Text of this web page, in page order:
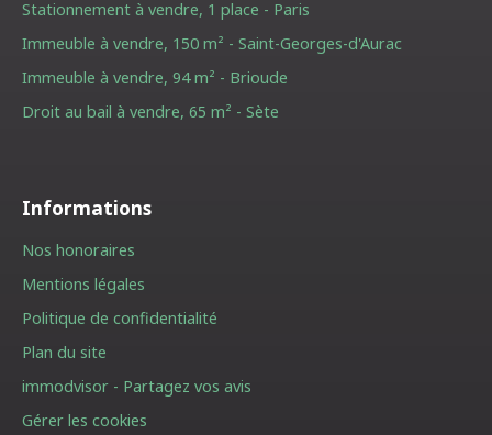
Stationnement à vendre, 1 place - Paris
Immeuble à vendre, 150 m² - Saint-Georges-d'Aurac
Immeuble à vendre, 94 m² - Brioude
Droit au bail à vendre, 65 m² - Sète
Informations
Nos honoraires
Mentions légales
Politique de confidentialité
Plan du site
immodvisor - Partagez vos avis
Gérer les cookies